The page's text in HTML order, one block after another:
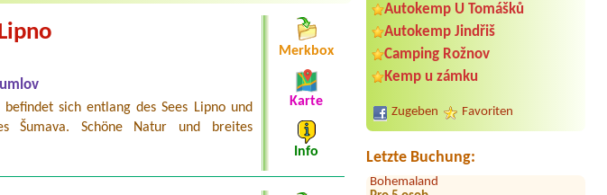
Autokemp U Tomášků
Autokemp Jindřiš
Camping Rožnov
Kemp u zámku
Zugeben Favoriten
Letzte Buchung:
Termin ab 2026-07-30 |Autokemp
Frenštát pod Radhoštěm
Termin ab 2026-08-01 |
osada Plesar
chatka pro dva s manželskou postelí
Termin ab 2026-08-24 |Autokemp
Balaton
Termin ab 2026-08-14 |
Bohemaland
Pro 5 osob
sich entlang des Sees Lipno und
Šumava. Schöne Natur und breites
Merkbox
Karte
Info